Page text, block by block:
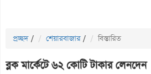
প্রচ্ছদ / শেয়ারবাজার / বিস্তারিত
ব্লক মার্কেটে ৬২ কোটি টাকার লেনদেন